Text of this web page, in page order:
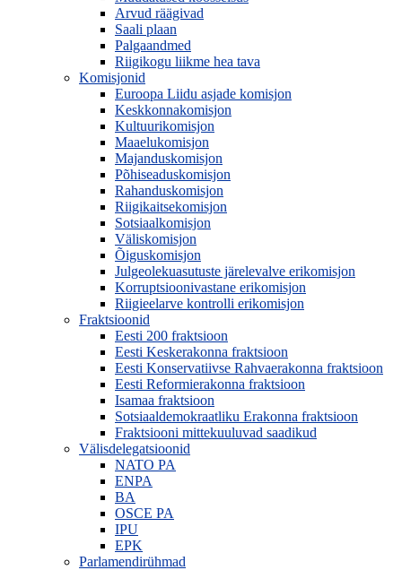
Arvud räägivad
Saali plaan
Palgaandmed
Riigikogu liikme hea tava
Komisjonid
Euroopa Liidu asjade komisjon
Keskkonnakomisjon
Kultuurikomisjon
Maaelukomisjon
Majanduskomisjon
Põhiseaduskomisjon
Rahanduskomisjon
Riigikaitsekomisjon
Sotsiaalkomisjon
Väliskomisjon
Õiguskomisjon
Julgeolekuasutuste järelevalve erikomisjon
Korruptsioonivastane erikomisjon
Riigieelarve kontrolli erikomisjon
Fraktsioonid
Eesti 200 fraktsioon
Eesti Keskerakonna fraktsioon
Eesti Konservatiivse Rahvaerakonna fraktsioon
Eesti Reformierakonna fraktsioon
Isamaa fraktsioon
Sotsiaaldemokraatliku Erakonna fraktsioon
Fraktsiooni mittekuuluvad saadikud
Välisdelegatsioonid
NATO PA
ENPA
BA
OSCE PA
IPU
EPK
Parlamendirühmad